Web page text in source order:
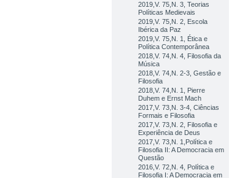
2019,V. 75,N. 3, Teorias
Políticas Medievais
2019,V. 75,N. 2, Escola
Ibérica da Paz
2019,V. 75,N. 1, Ética e
Política Contemporânea
2018,V. 74,N. 4, Filosofia da
Música
2018,V. 74,N. 2-3, Gestão e
Filosofia
2018,V. 74,N. 1, Pierre
Duhem e Ernst Mach
2017,V. 73,N. 3-4, Ciências
Formais e Filosofia
2017,V. 73,N. 2, Filosofia e
Experiência de Deus
2017,V. 73,N. 1,Política e
Filosofia II: A Democracia em
Questão
2016,V. 72,N. 4, Política e
Filosofia I: A Democracia em